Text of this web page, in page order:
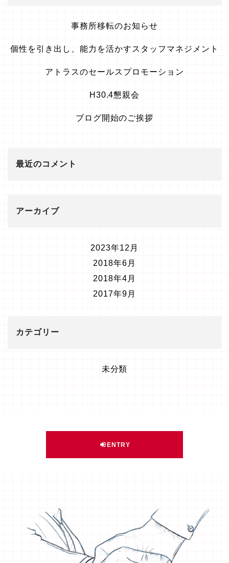
事務所移転のお知らせ
個性を引き出し、能力を活かすスタッフマネジメント
アトラスのセールスプロモーション
H30.4懇親会
ブログ開始のご挨拶
最近のコメント
アーカイブ
2023年12月
2018年6月
2018年4月
2017年9月
カテゴリー
未分類
ENTRY